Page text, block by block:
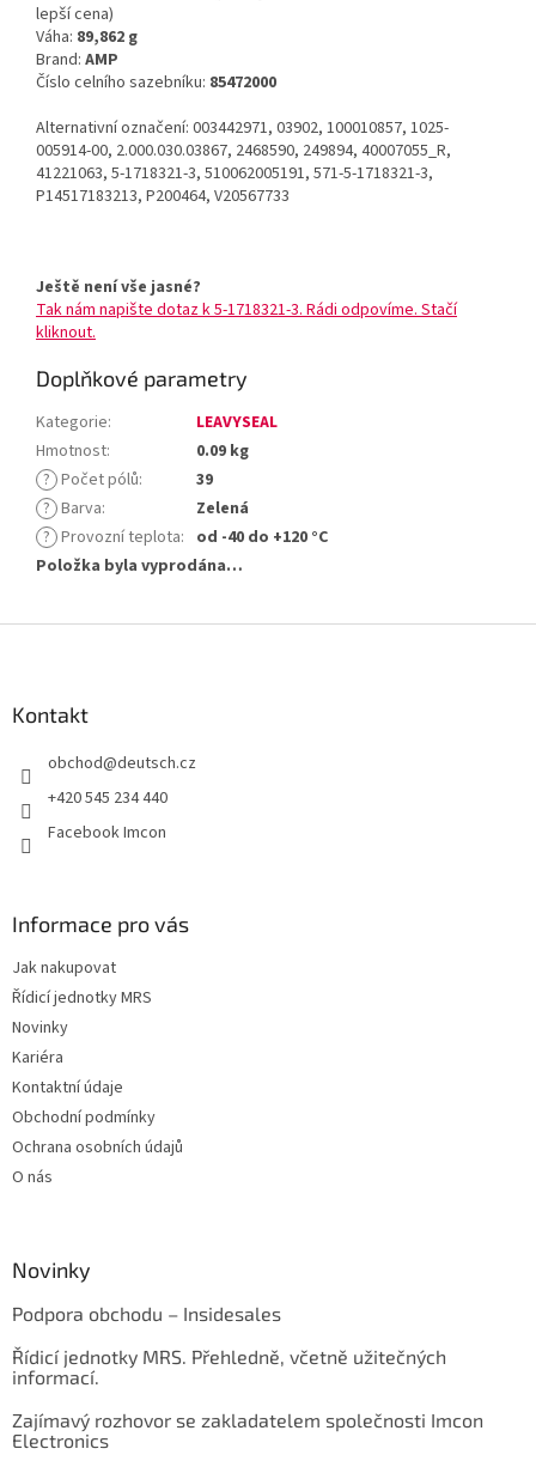
lepší cena)
Váha: 89,862 g
Brand: AMP
Číslo celního sazebníku: 85472000
Alternativní označení: 003442971, 03902, 100010857, 1025-
005914-00, 2.000.030.03867, 2468590, 249894, 40007055_R,
41221063, 5-1718321-3, 510062005191, 571-5-1718321-3,
P14517183213, P200464, V20567733
Ještě není vše jasné?
Tak nám napište dotaz k 5-1718321-3. Rádi odpovíme. Stačí
kliknout.
Doplňkové parametry
Kategorie:
LEAVYSEAL
Hmotnost:
0.09 kg
? Počet pólů:
39
? Barva:
Zelená
? Provozní teplota: od -40 do +120 °C
Položka byla vyprodána…
Kontakt
obchod@deutsch.cz
+420 545 234 440
Facebook Imcon
Informace pro vás
Jak nakupovat
Řídicí jednotky MRS
Novinky
Kariéra
Kontaktní údaje
Obchodní podmínky
Ochrana osobních údajů
O nás
Novinky
Podpora obchodu – Insidesales
Řídicí jednotky MRS. Přehledně, včetně užitečných
informací.
Zajímavý rozhovor se zakladatelem společnosti Imcon
Electronics